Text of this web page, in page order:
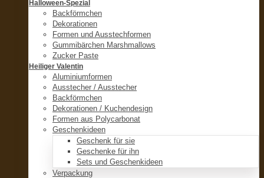
Halloween-Spezial
Backförmchen
Dekorationen
Formen und Ausstechformen
Gummibärchen Marshmallows
Zucker Paste
Heiliger Valentin
Aluminiumformen
Ausstecher / Ausstecher
Backförmchen
Dekorationen / Kuchendesign
Formen aus Polycarbonat
Geschenkideen
Geschenk für sie
Geschenke für ihn
Sets und Geschenkideen
Verpackung